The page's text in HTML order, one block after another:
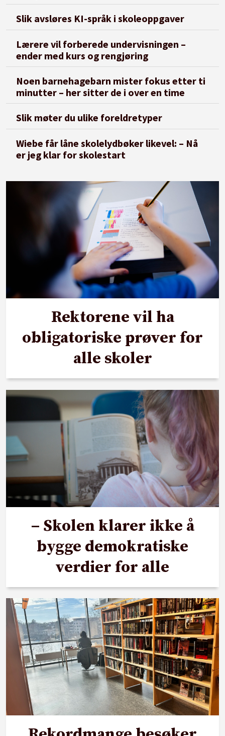
Slik avsløres KI-språk i skoleoppgaver
Lærere vil forberede undervisningen –
ender med kurs og rengjøring
Noen barnehagebarn mister fokus etter ti
minutter – her sitter de i over en time
Slik møter du ulike foreldretyper
Wiebe får låne skolelydbøker likevel: – Nå
er jeg klar for skolestart
Rektorene vil ha
obligatoriske prøver for
alle skoler
– Skolen klarer ikke å
bygge demokratiske
verdier for alle